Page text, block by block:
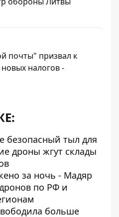
почты" призвал к
налогов -
безопасный тыл для
дроны жгут склады
за ночь - Мадяр
по РФ и
больше